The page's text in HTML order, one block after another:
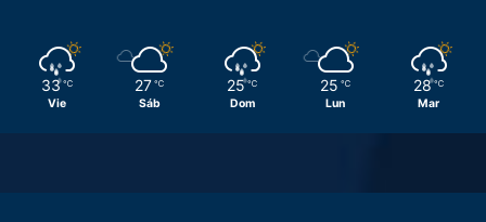
33 ℃
Vie
27 ℃
Sáb
25 ℃
Dom
25 ℃
Lun
28 ℃
Mar